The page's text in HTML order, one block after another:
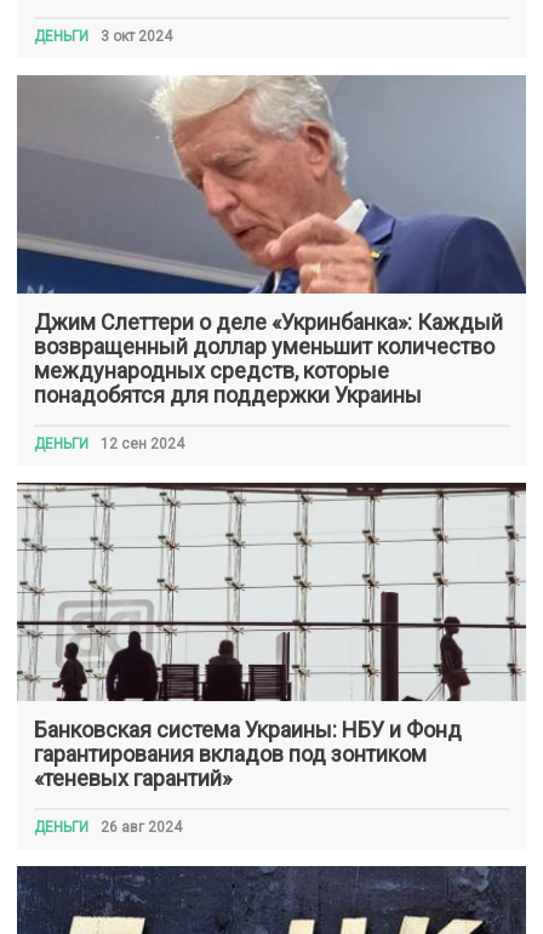
ДЕНЬГИ 3 окт 2024
Джим Слеттери о деле «Укринбанка»: Каждый
возвращенный доллар уменьшит количество
международных средств, которые
понадобятся для поддержки Украины
ДЕНЬГИ 12 сен 2024
Банковская система Украины: НБУ и Фонд
гарантирования вкладов под зонтиком
«теневых гарантий»
ДЕНЬГИ 26 авг 2024